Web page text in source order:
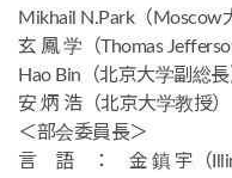
Mikhail N.Park（Moscow
玄 鳳 学（Thomas
Hao Bin（北京大学副総長
安 炳 浩（北京大学教授）
＜部会委員長＞
言 語 ： 金 鎮 宇（